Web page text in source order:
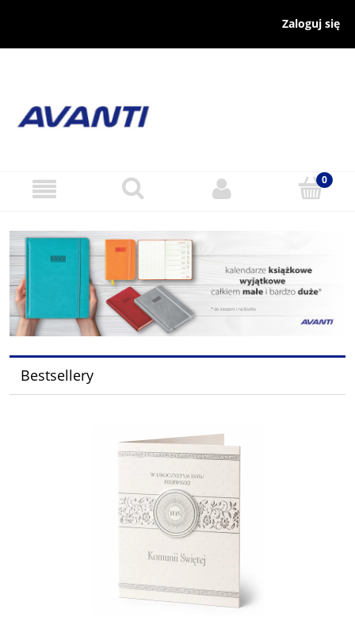
Zaloguj się
Bestsellery